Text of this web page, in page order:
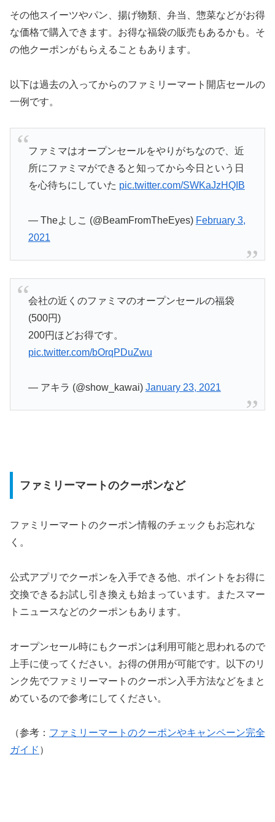
その他スイーツやパン、揚げ物類、弁当、惣菜などがお得
な価格で購入できます。お得な福袋の販売もあるかも。そ
の他クーポンがもらえることもあります。
以下は過去の入ってからのファミリーマート開店セールの
一例です。
ファミマはオープンセールをやりがちなので、近
所にファミマができると知ってから今日という日
を心待ちにしていた pic.twitter.com/SWKaJzHQIB
— Theよしこ (@BeamFromTheEyes) February 3,
2021
会社の近くのファミマのオープンセールの福袋
(500円)
200円ほどお得です。
pic.twitter.com/bOrqPDuZwu
— アキラ (@show_kawai) January 23, 2021
ファミリーマートのクーポンなど
ファミリーマートのクーポン情報のチェックもお忘れな
く。
公式アプリでクーポンを入手できる他、ポイントをお得に
交換できるお試し引き換えも始まっています。またスマー
トニュースなどのクーポンもあります。
オープンセール時にもクーポンは利用可能と思われるので
上手に使ってください。お得の併用が可能です。以下のリ
ンク先でファミリーマートのクーポン入手方法などをまと
めているので参考にしてください。
（参考： ファミリーマートのクーポンやキャンペーン完全
ガイド ）